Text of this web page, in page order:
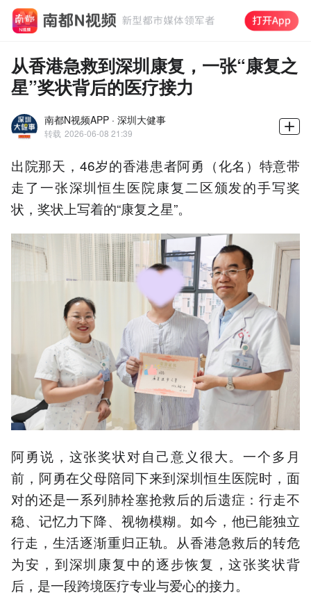
从香港急救到深圳康复，一张“康复之
星”奖状背后的医疗接力
南都N视频APP · 深圳大健事
转载 2026-06-08 21:39
出院那天，46岁的香港患者阿勇（化名）特意带
走了一张深圳恒生医院康复二区颁发的手写奖
状，奖状上写着的“康复之星”。
阿勇说，这张奖状对自己意义很大。一个多月
前，阿勇在父母陪同下来到深圳恒生医院时，面
对的还是一系列肺栓塞抢救后的后遗症：行走不
稳、记忆力下降、视物模糊。如今，他已能独立
行走，生活逐渐重归正轨。从香港急救后的转危
为安，到深圳康复中的逐步恢复，这张奖状背
后，是一段跨境医疗专业与爱心的接力。